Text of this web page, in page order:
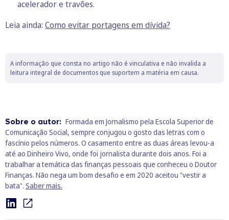
acelerador e travões.
Leia ainda: Como evitar portagens em dívida?
A informação que consta no artigo não é vinculativa e não invalida a
leitura integral de documentos que suportem a matéria em causa.
Sobre o autor: Formada em Jornalismo pela Escola Superior de
Comunicação Social, sempre conjugou o gosto das letras com o
fascínio pelos números. O casamento entre as duas áreas levou-a
até ao Dinheiro Vivo, onde foi jornalista durante dois anos. Foi a
trabalhar a temática das finanças pessoais que conheceu o Doutor
Finanças. Não nega um bom desafio e em 2020 aceitou "vestir a
bata". Saber mais.